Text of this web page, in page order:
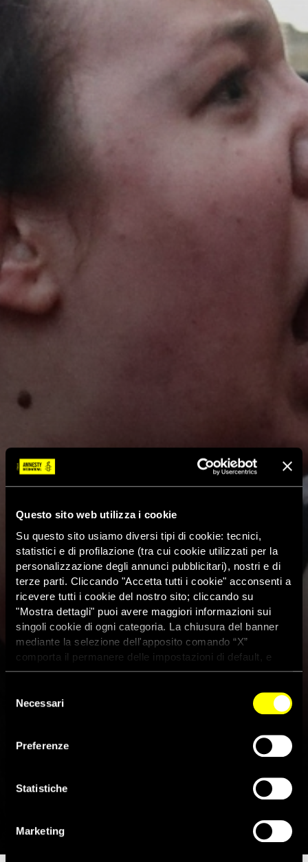
Questo sito web utilizza i cookie
Su questo sito usiamo diversi tipi di cookie: tecnici,
statistici e di profilazione (tra cui cookie utilizzati per la
personalizzazione degli annunci pubblicitari), nostri e di
terze parti. Cliccando "Accetta tutti i cookie" acconsenti a
ricevere tutti i cookie del nostro sito; cliccando su
"Mostra dettagli" puoi avere maggiori informazioni sui
singoli cookie di ogni categoria. La chiusura del banner
mediante la selezione dell'apposito comando “X”
comporta il permanere delle impostazioni di default, e
dunque la continuazione della navigazione con i cookie
dei cookie attivi sul sito clicca
delNecessari
Preferenze
Statistiche
Marketing
Ungheria, stato di diritto e
diritti fondamentali: “L’Ue
mantenga alta la pressione sul
Paese”
29 Gennaio 2019